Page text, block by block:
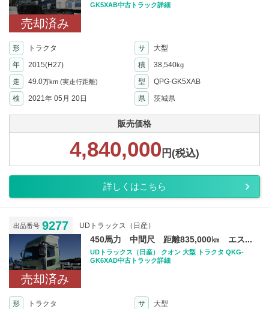
売却済み
GK5XAB中古トラック詳細
形 トラクタ サ
大型
年
2015(H27) 積 38,540kg
走 49.0万km (実走行距離) 型
QPG-GK5XAB
検
2021年 05月 20日 県 茨城県
販売価格
4,840,000 円(税込)
詳しくはこちら
出品番号 9277 UDトラックス（日産）
売却済み
450馬力 中間尺 距離835,000㎞ エス...
UDトラックス（日産） クオン 大型 トラクタ QKG-
GK6XAD中古トラック詳細
形 トラクタ サ
大型